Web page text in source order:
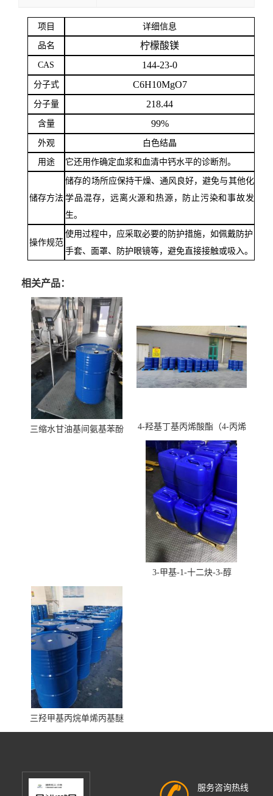
项目 详细信息
品名 柠檬酸镁
CAS 144-23-0
分子式 C6H10MgO7
分子量 218.44
含量 99%
外观 白色结晶
用途 它还用作确定血浆和血清中钙水平的诊断剂。
储存方法
储存的场所应保持干燥、通风良好，避免与其他化
学品混存，远离火源和热源，防止污染和事故发
生。
操作规范
使用过程中，应采取必要的防护措施，如佩戴防护
手套、面罩、防护眼镜等，避免直接接触或吸入。
相关产品：
三缩水甘油基间氨基苯酚
4-羟基丁基丙烯酸酯（4-丙烯
酸羟丁酯）
3-甲基-1-十二炔-3-醇
三羟甲基丙烷单烯丙基醚
服务咨询热线